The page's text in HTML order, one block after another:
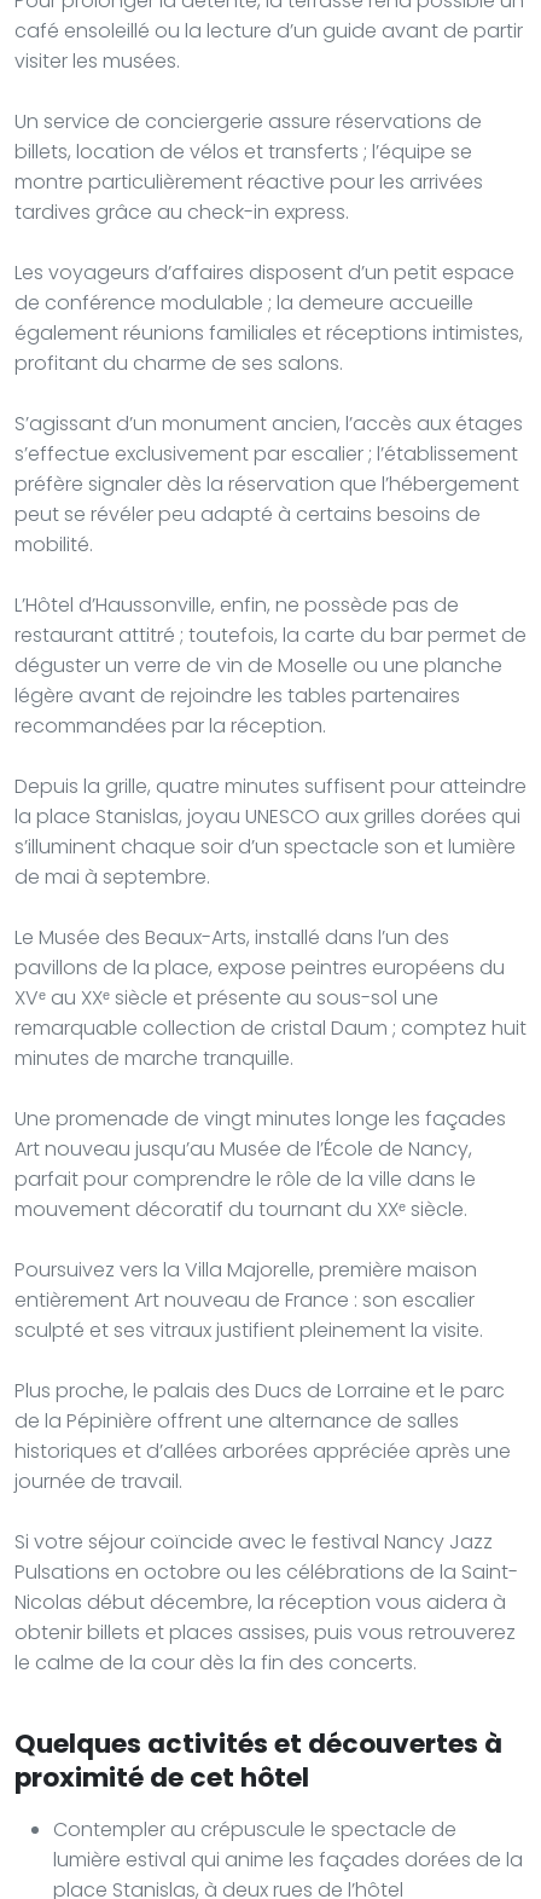
café ensoleillé ou la lecture d’un guide avant de partir
visiter les musées.
Un service de conciergerie assure réservations de
billets, location de vélos et transferts ; l’équipe se
montre particulièrement réactive pour les arrivées
tardives grâce au check-in express.
Les voyageurs d’affaires disposent d’un petit espace
de conférence modulable ; la demeure accueille
également réunions familiales et réceptions intimistes,
profitant du charme de ses salons.
S’agissant d’un monument ancien, l’accès aux étages
s’effectue exclusivement par escalier ; l’établissement
préfère signaler dès la réservation que l’hébergement
peut se révéler peu adapté à certains besoins de
mobilité.
L’Hôtel d’Haussonville, enfin, ne possède pas de
restaurant attitré ; toutefois, la carte du bar permet de
déguster un verre de vin de Moselle ou une planche
légère avant de rejoindre les tables partenaires
recommandées par la réception.
Depuis la grille, quatre minutes suffisent pour atteindre
la place Stanislas, joyau UNESCO aux grilles dorées qui
s’illuminent chaque soir d’un spectacle son et lumière
de mai à septembre.
Le Musée des Beaux-Arts, installé dans l’un des
pavillons de la place, expose peintres européens du
XVᵉ au XXᵉ siècle et présente au sous-sol une
remarquable collection de cristal Daum ; comptez huit
minutes de marche tranquille.
Une promenade de vingt minutes longe les façades
Art nouveau jusqu’au Musée de l’École de Nancy,
parfait pour comprendre le rôle de la ville dans le
mouvement décoratif du tournant du XXᵉ siècle.
Poursuivez vers la Villa Majorelle, première maison
entièrement Art nouveau de France : son escalier
sculpté et ses vitraux justifient pleinement la visite.
Plus proche, le palais des Ducs de Lorraine et le parc
de la Pépinière offrent une alternance de salles
historiques et d’allées arborées appréciée après une
journée de travail.
Si votre séjour coïncide avec le festival Nancy Jazz
Pulsations en octobre ou les célébrations de la Saint-
Nicolas début décembre, la réception vous aidera à
obtenir billets et places assises, puis vous retrouverez
le calme de la cour dès la fin des concerts.
Quelques activités et découvertes à
proximité de cet hôtel
Contempler au crépuscule le spectacle de
lumière estival qui anime les façades dorées de la
place Stanislas, à deux rues de l’hôtel